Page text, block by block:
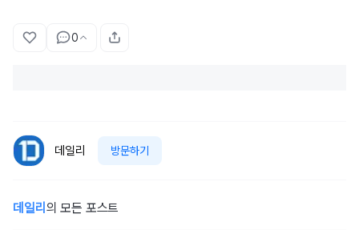
0
데일리 방문하기
데일리 의 모든 포스트